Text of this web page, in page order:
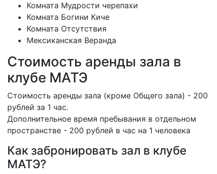
Комната Мудрости черепахи
Комната Богини Киче
Комната Отсутствия
Мексиканская Веранда
Стоимость аренды зала в
клубе МАТЭ
Стоимость аренды зала (кроме Общего зала) - 200
рублей за 1 час.
Дополнительное время пребывания в отдельном
пространстве - 200 рублей в час на 1 человека
Как забронировать зал в клубе
МАТЭ?